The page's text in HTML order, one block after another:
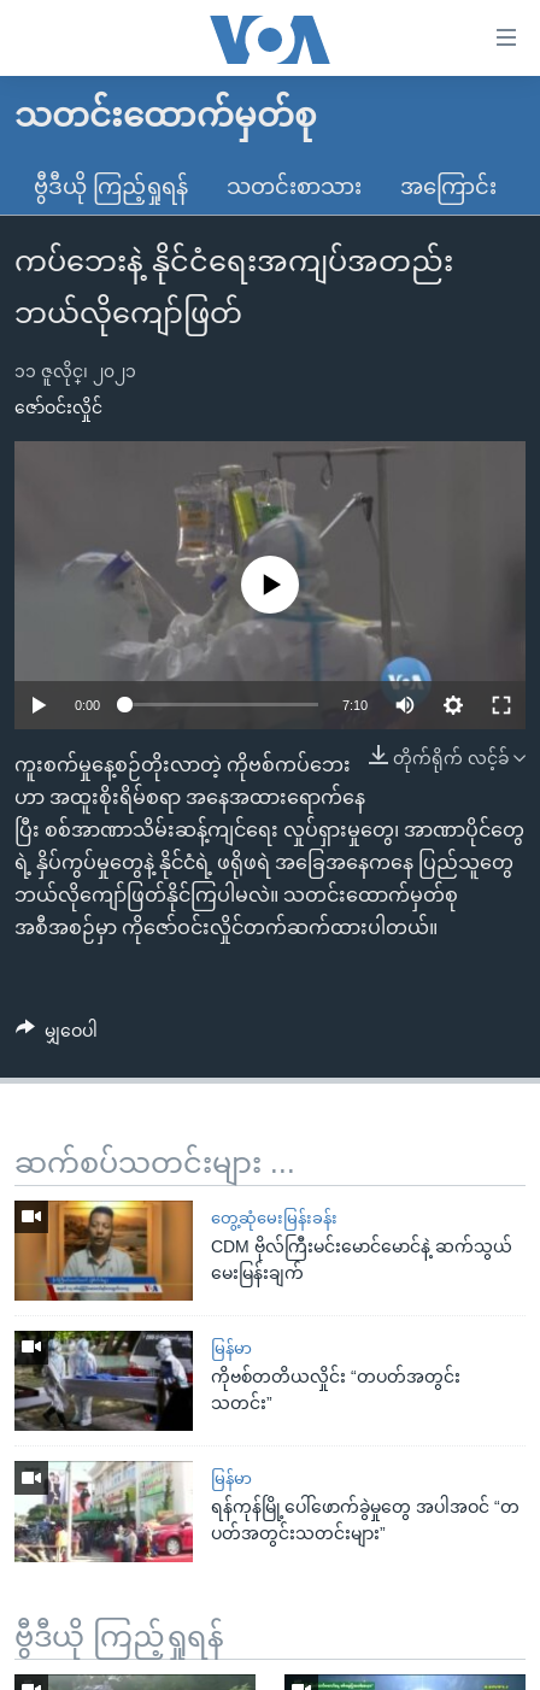
လွယ်ကူ
သည့်
များ
ပင်မ
သို့
ကျော်
ကျော်
ကြည့်
ရှာဖွေ
ရန်
နေရာ
သို့
ကျော်
ရန်
မူလစာမျက်နှာ
မြန်မာ
ကမ္ဘာ့သတင်းများ
နိုင်ငံတကာ
အမေရိကန်
အစ္စရေး-ပါလက်စတိုင်း
ဗွီဒီယို
သတင်းလွတ်လပ်ခွင့်
ရပ်ဝန်းတခု လမ်းတခု အလွန်
အင်္ဂလိပ်စာလေ့လာမယ်
ရုပ်ရှင်ထဲက အင်္ဂလိပ်စာ
သုတပဒေသာ အင်္ဂလိပ်စာ
ရေဒီယိုနှင့်ရုပ်သံ အချက်အလက်များ
ရေဒီယို/တီဗွီအစီအစဉ်
Learning English
ဗွီအိုအေ လူမှုကွန်ယက်များ
ဘာသာစကားများ
သတင်းထောက်မှတ်စု
ဗွီဒီယို ကြည့်ရှုရန် သတင်းစာသား အကြောင်း
ကပ်ဘေးနဲ့ နိုင်ငံရေးအကျပ်အတည်း
ဘယ်လိုကျော်ဖြတ်
၁၁ ဇူလိုင္၊ ၂၀၂၁
ဇော်ဝင်းလှိုင်
No media source currently available
0:00 7:10
တိုက်ရိုက် လင့်ခ်
ကူးစက်မှုနေ့စဉ်တိုးလာတဲ့ ကိုဗစ်ကပ်ဘေး
ဟာ အထူးစိုးရိမ်စရာ အနေအထားရောက်နေ
ပြီး စစ်အာဏာသိမ်းဆန့်ကျင်ရေး လှုပ်ရှားမှုတွေ၊ အာဏာပိုင်တွေ
ရဲ့ နှိပ်ကွပ်မှုတွေနဲ့ နိုင်ငံရဲ့ ဖရိုဖရဲ အခြေအနေကနေ ပြည်သူတွေ
ဘယ်လိုကျော်ဖြတ်နိုင်ကြပါမလဲ။ သတင်းထောက်မှတ်စု
အစီအစဉ်မှာ ကိုဇော်ဝင်းလှိုင်တက်ဆက်ထားပါတယ်။
မျှဝေပါ
ဆက်စပ်သတင်းများ ...
တွေ့ဆုံမေးမြန်းခန်း
CDM ဗိုလ်ကြီးမင်းမောင်မောင်နဲ့ ဆက်သွယ်
မေးမြန်းချက်
မြန်မာ
ကိုဗစ်တတိယလှိုင်း “တပတ်အတွင်း
သတင်း”
မြန်မာ
ရန်ကုန်မြို့ပေါ်ဖောက်ခွဲမှုတွေ အပါအဝင် “တ
ပတ်အတွင်းသတင်းများ”
ဗွီဒီယို ကြည့်ရှုရန်